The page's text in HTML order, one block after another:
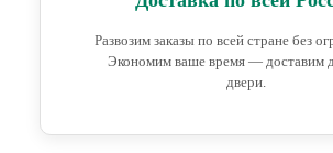
Развозим заказы по всей стране без
Экономим ваше время — доставим
двери.